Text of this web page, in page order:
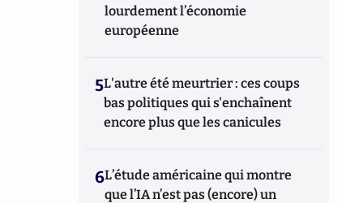
lourdement l’économie
européenne
5L'autre été meurtrier : ces coups
bas politiques qui s'enchaînent
encore plus que les canicules
6L’étude américaine qui montre
que l’IA n’est pas (encore) un